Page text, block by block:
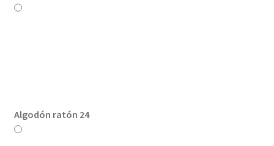
Algodón ratón 24